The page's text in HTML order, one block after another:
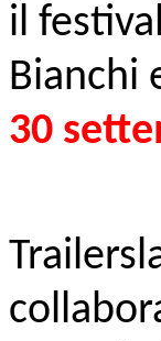
il
Bianchi
30